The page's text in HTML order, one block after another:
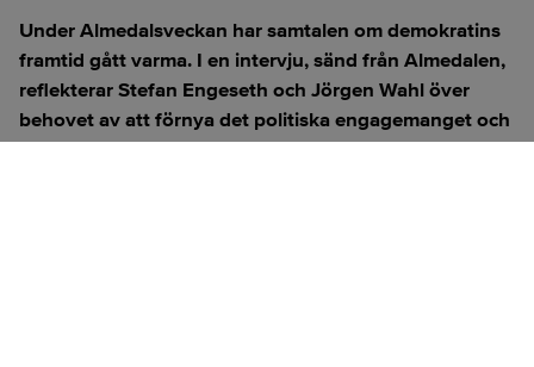
Under Almedalsveckan har samtalen om demokratins
framtid gått varma. I en intervju, sänd från Almedalen,
reflekterar Stefan Engeseth och Jörgen Wahl över
behovet av att förnya det politiska engagemanget och
hur modern teknik kan användas för att överbrygga